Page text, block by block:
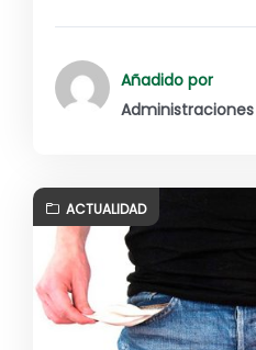
Añadido por
Administraciones
ACTUALIDAD